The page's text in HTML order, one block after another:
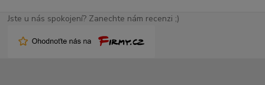
Jste u nás spokojení? Zanechte nám recenzi ;)